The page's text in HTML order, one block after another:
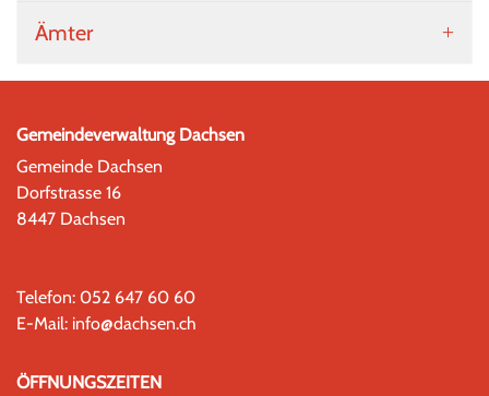
Ämter
Gemeindeverwaltung Dachsen
Gemeinde Dachsen
Dorfstrasse 16
8447 Dachsen
Telefon: 052 647 60 60
E-Mail: info@dachsen.ch
ÖFFNUNGSZEITEN